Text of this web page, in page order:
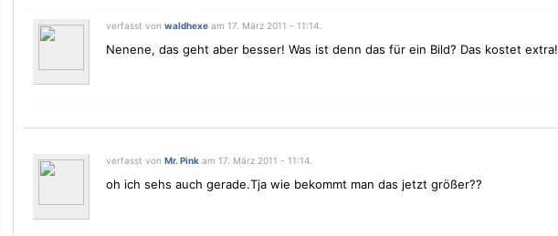
verfasst von waldhexeam 17. März 2011 - 11:14.
Nenene, das geht aber besser! Was ist denn das für ein Bild? Das kostet extra!
verfasst von Mr. Pinkam 17. März 2011 - 11:14.
oh ich sehs auch gerade.Tja wie bekommt man das jetzt größer??